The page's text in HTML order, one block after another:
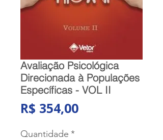
Avaliação Psicológica
Direcionada à Populações
Específicas - VOL II
R$ 354,00Preço
Quantidade *